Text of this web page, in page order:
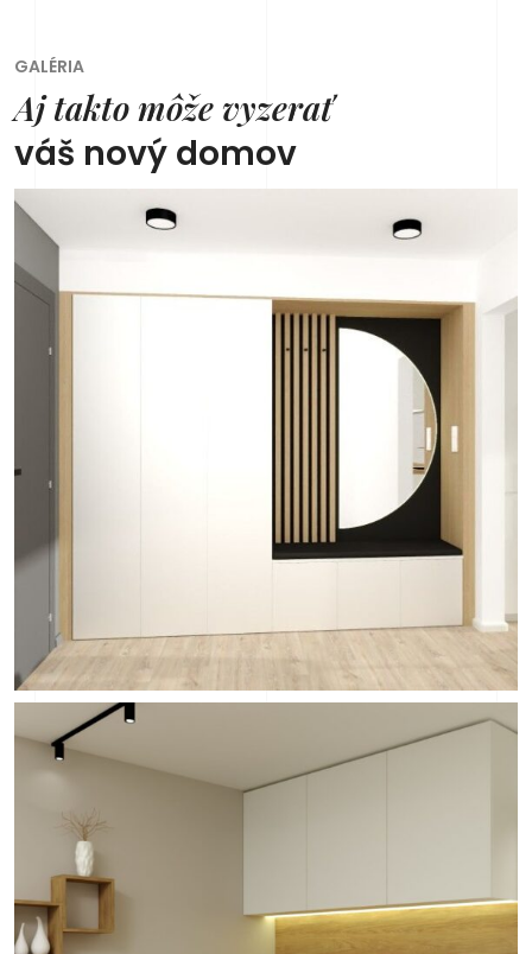
GALÉRIA
Aj takto môže vyzerať
váš nový domov